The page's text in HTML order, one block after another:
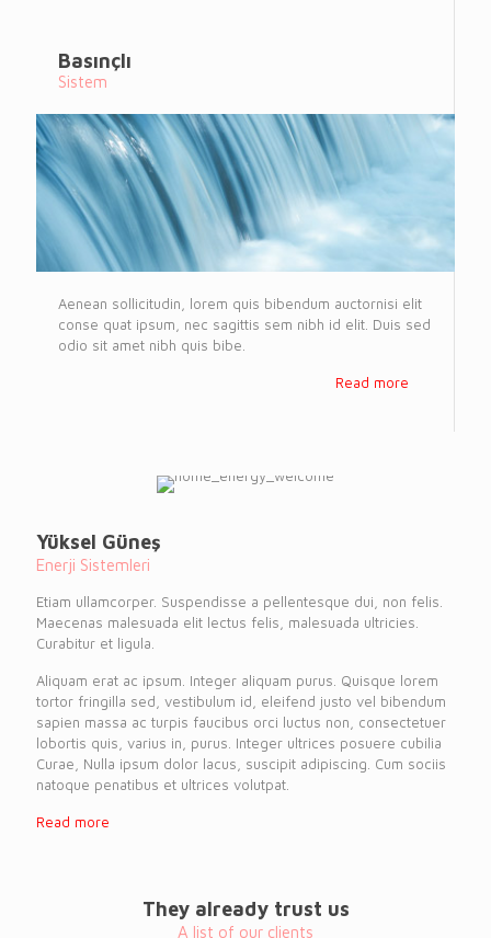
Basınçlı
Sistem
Aenean sollicitudin, lorem quis bibendum auctornisi elit
conse quat ipsum, nec sagittis sem nibh id elit. Duis sed
odio sit amet nibh quis bibe.
Read more
Yüksel Güneş
Enerji Sistemleri
Etiam ullamcorper. Suspendisse a pellentesque dui, non felis.
Maecenas malesuada elit lectus felis, malesuada ultricies.
Curabitur et ligula.
Aliquam erat ac ipsum. Integer aliquam purus. Quisque lorem
tortor fringilla sed, vestibulum id, eleifend justo vel bibendum
sapien massa ac turpis faucibus orci luctus non, consectetuer
lobortis quis, varius in, purus. Integer ultrices posuere cubilia
Curae, Nulla ipsum dolor lacus, suscipit adipiscing. Cum sociis
natoque penatibus et ultrices volutpat.
Read more
They already trust us
A list of our clients